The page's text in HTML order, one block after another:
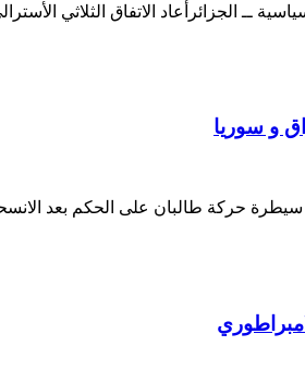
ــ الجزائرأعاد الاتفاق الثلاثي
و سوريا
سيطرة حركة طالبان على الحكم بعد